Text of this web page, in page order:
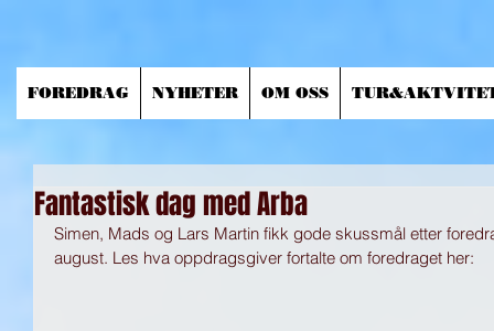
FOREDRAG NYHETER OM OSS
Fantastisk dag med Arba
Simen, Mads og Lars Martin fikk gode skussmål etter
august. Les hva oppdragsgiver fortalte om foredraget her: